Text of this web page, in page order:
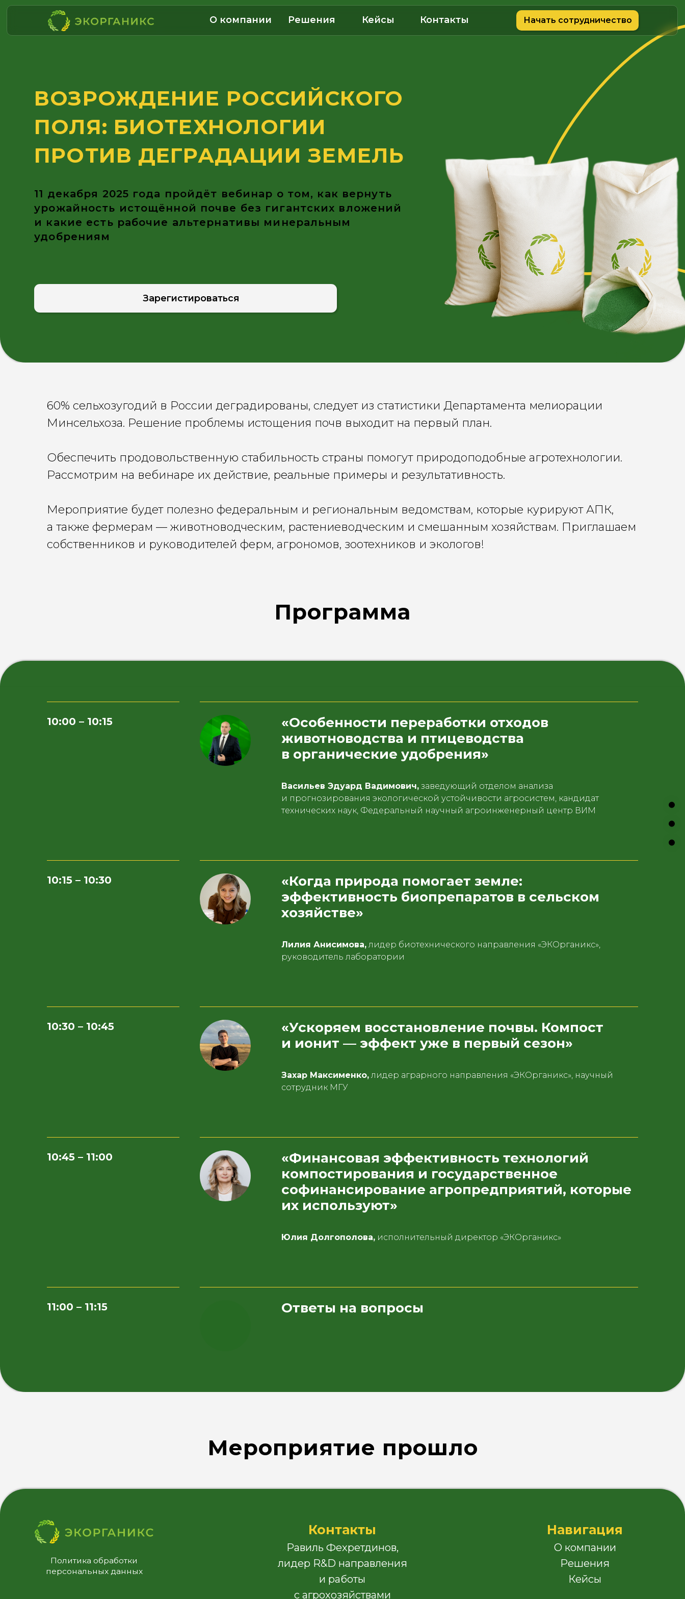
Начать сотрудничество
О компании Решения Кейсы Контакты
ВОЗРОЖДЕНИЕ РОССИЙСКОГО
ПОЛЯ: БИОТЕХНОЛОГИИ
ПРОТИВ ДЕГРАДАЦИИ ЗЕМЕЛЬ
и какие есть рабочие альтернативы минеральным
удобрениям
Проекты ЭКОрганикс в области переработки отходов животноводства
60% сельхозугодий в России деградированы, следует из статистики Департамента мелиорации
Минсельхоза. Решение проблемы истощения почв выходит на первый план.
Обеспечить продовольственную стабильность страны помогут природоподобные агротехнологии.
Рассмотрим на вебинаре их действие, реальные примеры и результативность.
Мероприятие будет полезно федеральным и региональным ведомствам, которые курируют АПК,
а также фермерам — животноводческим, растениеводческим и смешанным хозяйствам. Приглашаем
собственников и руководителей ферм, агрономов, зоотехников и экологов!
Программа
10:00 – 10:15
«Особенности переработки отходов
животноводства и птицеводства
в органические удобрения»
Васильев Эдуард Вадимович, заведующий отделом анализа
и прогнозирования экологической устойчивости агросистем, кандидат
технических наук, Федеральный научный агроинженерный центр ВИМ
10:15 – 10:30
«Когда природа помогает земле:
эффективность биопрепаратов в сельском
хозяйстве»
Лилия Анисимова, лидер биотехнического направления «ЭКОрганикс»,
руководитель лаборатории
10:30 – 10:45
«Ускоряем восстановление почвы. Компост
и ионит — эффект уже в первый сезон»
Захар Максименко, лидер аграрного направления «ЭКОрганикс», научный
сотрудник МГУ
10:45 – 11:00
«Финансовая эффективность технологий
компостирования и государственное
софинансирование агропредприятий, которые
их используют»
Юлия Долгополова, исполнительный директор «ЭКОрганикс»
11:00 – 11:15 Ответы на вопросы
Мероприятие прошло
лидер R&D направления Решения
Политика обработки